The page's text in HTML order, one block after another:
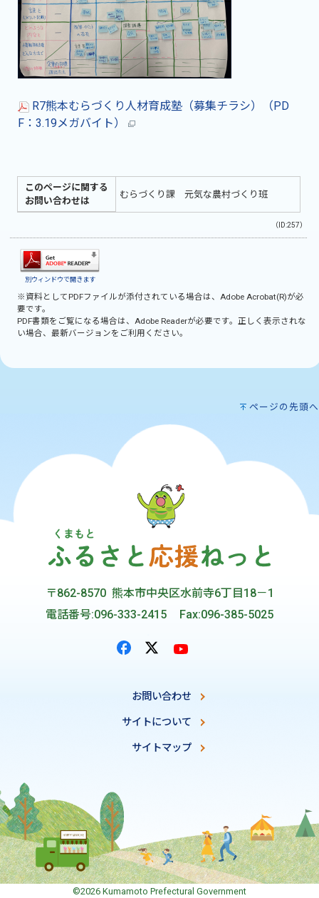
R7熊本むらづくり人材育成塾（募集チラシ）（PD
F：3.19メガバイト）
このページに関する
お問い合わせは
むらづくり課 元気な農村づくり班
（ID:257）
別ウィンドウで開きます
※資料としてPDFファイルが添付されている場合は、Adobe Acrobat(R)が必
要です。
PDF書類をご覧になる場合は、Adobe Readerが必要です。正しく表示されな
い場合、最新バージョンをご利用ください。
ページの先頭へ
〒862-8570 熊本市中央区水前寺6丁目18－1
電話番号:096-333-2415
Fax:096-385-5025
お問い合わせ
サイトについて
サイトマップ
©2026 Kumamoto Prefectural Government